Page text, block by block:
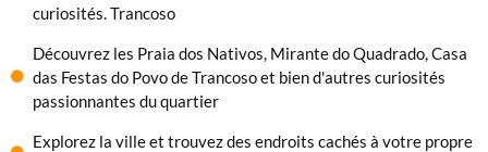
curiosités. Trancoso
Découvrez les Praia dos Nativos, Mirante do Quadrado, Casa
das Festas do Povo de Trancoso et bien d'autres curiosités
passionnantes du quartier
Explorez la ville et trouvez des endroits cachés à votre propre